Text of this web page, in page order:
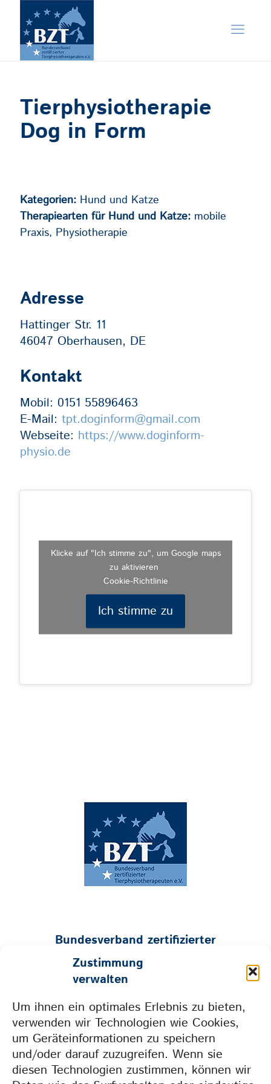
Zustimmung
verwalten
Um ihnen ein optimales Erlebnis zu bieten,
verwenden wir Technologien wie Cookies,
um Geräteinformationen zu speichern
und/oder darauf zuzugreifen. Wenn sie
diesen Technologien zustimmen, können wir
Tierphysiotherapie
Dog in Form
Kategorien: Hund und Katze
Therapiearten für Hund und Katze: mobile
Praxis, Physiotherapie
Adresse
Hattinger Str. 11
46047 Oberhausen, DE
Kontakt
Mobil: 0151 55896463
E-Mail: tpt.doginform@gmail.com
Webseite: https://www.doginform-
physio.de
Klicke auf "Ich stimme zu", um Google maps
zu aktivieren
Cookie-Richtlinie
Ich stimme zu
Bundesverband zertifizierter
Tierphysiotherapeuten e.V.
Geschäftsstelle:
Tel. 0157 73604665 • info@bzt-ev.de
Weil wir gemeinsam
mehr erreichen.